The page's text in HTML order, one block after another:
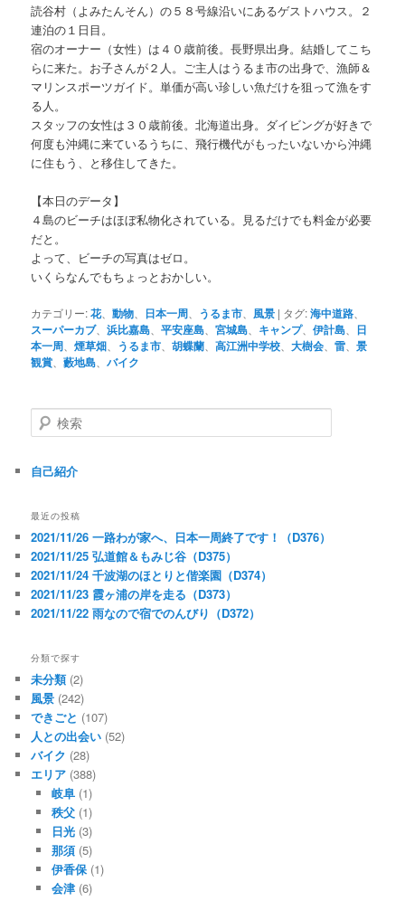
読谷村（よみたんそん）の５８号線沿いにあるゲストハウス。２
連泊の１日目。
宿のオーナー（女性）は４０歳前後。長野県出身。結婚してこち
らに来た。お子さんが２人。ご主人はうるま市の出身で、漁師＆
マリンスポーツガイド。単価が高い珍しい魚だけを狙って漁をす
る人。
スタッフの女性は３０歳前後。北海道出身。ダイビングが好きで
何度も沖縄に来ているうちに、飛行機代がもったいないから沖縄
に住もう、と移住してきた。
【本日のデータ】
４島のビーチはほぼ私物化されている。見るだけでも料金が必要
だと。
よって、ビーチの写真はゼロ。
いくらなんでもちょっとおかしい。
カテゴリー:花、動物 日本一周 うるま市 風景 | タグ:海中道路
スーパーカブ、浜比嘉島 、平安座島 、宮城島 キャンプ、伊計島
日
本一周 、煙草畑 うるま市 、胡蝶蘭 、高江洲中学校 、大樹会 、雷 、景
観賞 、藪地島 、バイク
検
索
自己紹介
最近の投稿
2021/11/26 一路わが家へ、日本一周終了です！（D376）
2021/11/25 弘道館＆もみじ谷（D375）
2021/11/24 千波湖のほとりと偕楽園（D374）
2021/11/23 霞ヶ浦の岸を走る（D373）
2021/11/22 雨なので宿でのんびり（D372）
分類で探す
未分類(2)
風景 (242)
できごと (107)
人との出会い (52)
バイク (28)
エリア (388)
岐阜(1)
秩父(1)
日光(3)
那須(5)
伊香保(1)
会津(6)